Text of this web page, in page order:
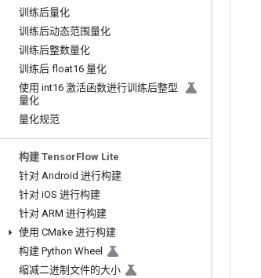
训练后量化
训练后动态范围量化
训练后整数量化
训练后 float16 量化
使用 int16 激活函数进行训练后整型
量化
量化规范
构建 TensorFlow Lite
针对 Android 进行构建
针对 iOS 进行构建
针对 ARM 进行构建
使用 CMake 进行构建
构建 Python Wheel
缩减二进制文件的大小